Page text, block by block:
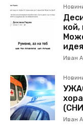
кой,
идея
Иван
Иван